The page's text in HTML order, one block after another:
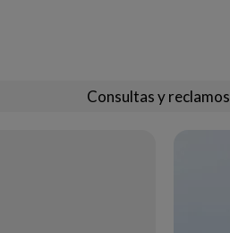
Consultas y reclamos